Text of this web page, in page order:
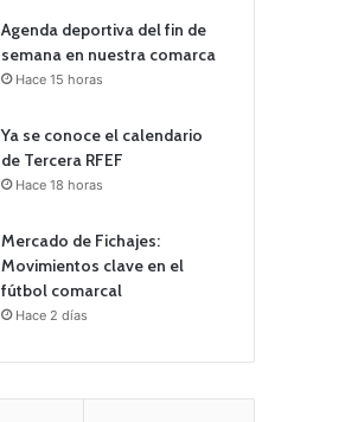
Agenda deportiva del fin de
semana en nuestra comarca
Hace 15 horas
Ya se conoce el calendario
de Tercera RFEF
Hace 18 horas
Mercado de Fichajes:
Movimientos clave en el
fútbol comarcal
Hace 2 días